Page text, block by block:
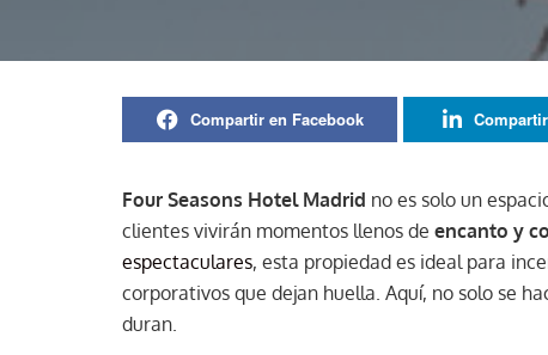
Compartir en Facebook
Four Seasons Hotel Madrid no es solo un
clientes vivirán momentos llenos de encanto y
espectaculares, esta propiedad es ideal para
corporativos que dejan huella. Aquí, no solo se
duran.